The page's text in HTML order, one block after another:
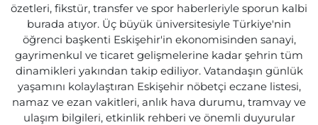
özetleri, fikstür, transfer ve spor haberleriyle sporun kalbi
burada atıyor. Üç büyük üniversitesiyle Türkiye'nin
öğrenci başkenti Eskişehir'in ekonomisinden sanayi,
gayrimenkul ve ticaret gelişmelerine kadar şehrin tüm
dinamikleri yakından takip ediliyor. Vatandaşın günlük
yaşamını kolaylaştıran Eskişehir nöbetçi eczane listesi,
namaz ve ezan vakitleri, anlık hava durumu, tramvay ve
ulaşım bilgileri, etkinlik rehberi ve önemli duyurular